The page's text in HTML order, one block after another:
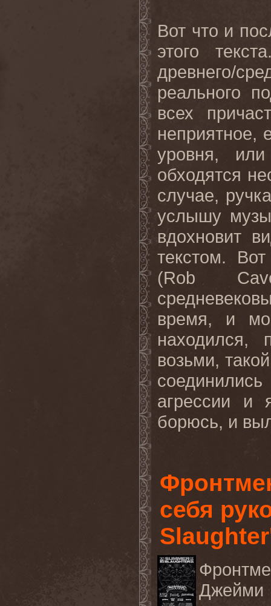
Вот что и
этого
текста
древнего/
реального
всех
неприятное,
уровня,
обходятся
случае,
услышу
вдохновит
текстом.
(Rob
время, и
находился,
возьми,
агрессии и
борюсь, и
себя
Джейми